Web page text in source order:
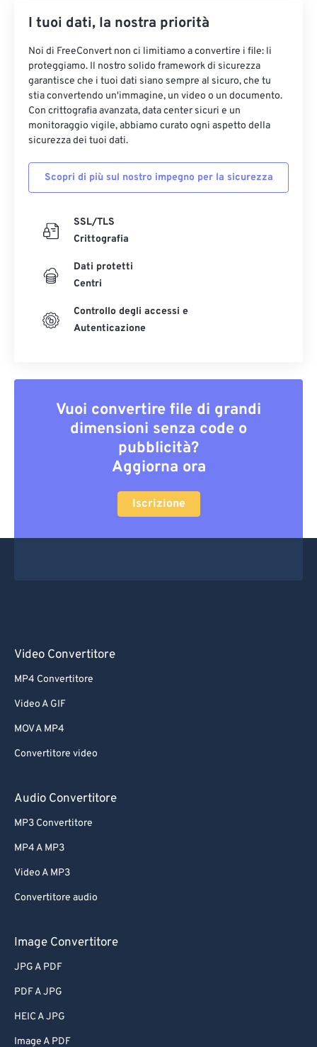
I tuoi dati, la nostra priorità
Noi di FreeConvert non ci limitiamo a convertire i file: li
proteggiamo. Il nostro solido framework di sicurezza
garantisce che i tuoi dati siano sempre al sicuro, che tu
stia convertendo un'immagine, un video o un documento.
Con crittografia avanzata, data center sicuri e un
monitoraggio vigile, abbiamo curato ogni aspetto della
sicurezza dei tuoi dati.
Scopri di più sul nostro impegno per la sicurezza
SSL/TLS
Crittografia
Dati protetti
Centri
Controllo degli accessi e
Autenticazione
Vuoi convertire file di grandi
dimensioni senza code o
pubblicità?
Aggiorna ora
Iscrizione
Video Convertitore
MP4 Convertitore
Video A GIF
MOV A MP4
Convertitore video
Audio Convertitore
MP3 Convertitore
MP4 A MP3
Video A MP3
Convertitore audio
Image Convertitore
JPG A PDF
PDF A JPG
HEIC A JPG
Image A PDF